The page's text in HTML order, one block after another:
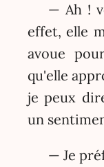
— Ah !
effet, elle
avoue
qu'elle
je peux
un
— Je